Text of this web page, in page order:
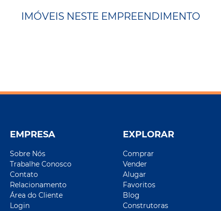
IMÓVEIS NESTE EMPREENDIMENTO
EMPRESA
Sobre Nós
Trabalhe Conosco
Contato
Relacionamento
Área do Cliente
Login
EXPLORAR
Comprar
Vender
Alugar
Favoritos
Blog
Construtoras